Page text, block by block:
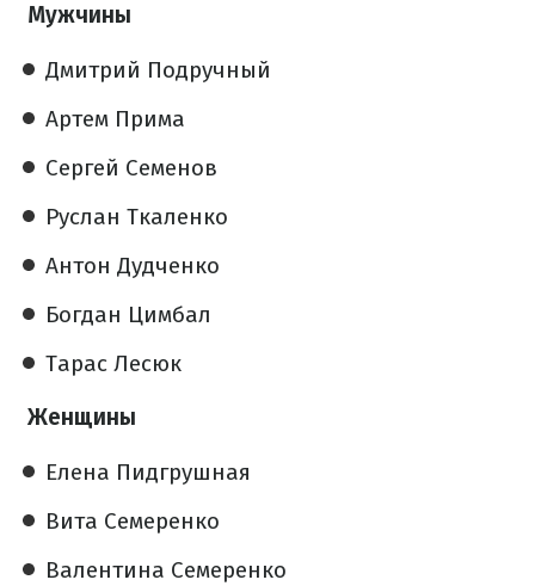
Мужчины
Дмитрий Подручный
Артем Прима
Сергей Семенов
Руслан Ткаленко
Антон Дудченко
Богдан Цимбал
Тарас Лесюк
Женщины
Елена Пидгрушная
Вита Семеренко
Валентина Семеренко